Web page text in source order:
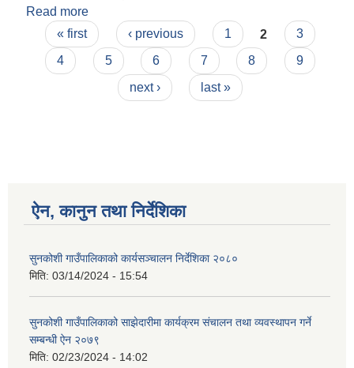
Read more
Pages
« first ‹ previous 1 2
3
4
5 6 7 8
9
next ›
last »
ऐन, कानुन तथा निर्देशिका
सुनकोशी गाउँपालिकाको कार्यसञ्चालन निर्देशिका २०८०
मिति: 03/14/2024 - 15:54
सुनकोशी गाउँपालिकाको साझेदारीमा कार्यक्रम संचालन तथा व्यवस्थापन गर्ने
सम्बन्धी ऐन २०७९
मिति: 02/23/2024 - 14:02